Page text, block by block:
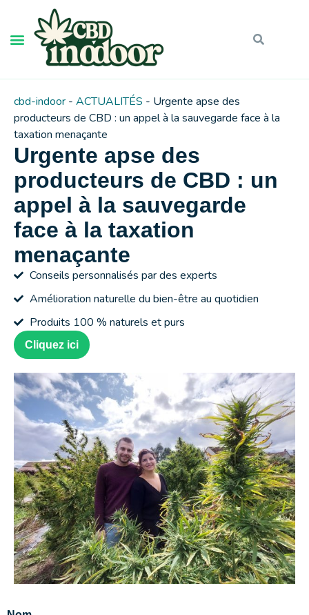
cbd-indoor - ACTUALITÉS - Urgente apse des
producteurs de CBD : un appel à la sauvegarde face à la
taxation menaçante
Urgente apse des
producteurs de CBD : un
appel à la sauvegarde
face à la taxation
menaçante
Conseils personnalisés par des experts
Amélioration naturelle du bien-être au quotidien
Produits 100 % naturels et purs
Cliquez ici